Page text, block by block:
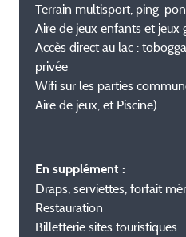
Terrain multisport, ping-
Aire de jeux enfants et jeux
Accès direct au lac :
privée
Wifi sur les parties
Aire de jeux, et Piscine)
En supplément :
Draps, serviettes, forfait
Restauration
Billetterie sites touristiques